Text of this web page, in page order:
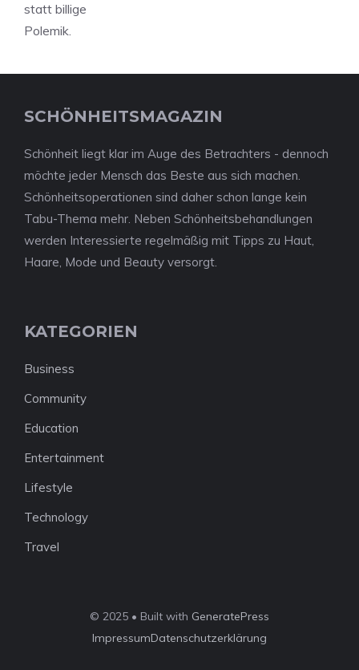
statt billige
Polemik.
SCHÖNHEITSMAGAZIN
Schönheit liegt klar im Auge des Betrachters - dennoch
möchte jeder Mensch das Beste aus sich machen.
Schönheitsoperationen sind daher schon lange kein
Tabu-Thema mehr. Neben Schönheitsbehandlungen
werden Interessierte regelmäßig mit Tipps zu Haut,
Haare, Mode und Beauty versorgt.
KATEGORIEN
Business
Community
Education
Entertainment
Lifestyle
Technology
Travel
© 2025 • Built with GeneratePress
ImpressumDatenschutzerklärung